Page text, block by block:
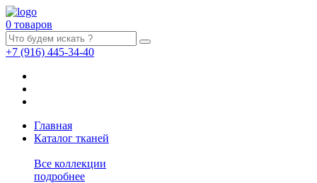
0 товаров
+7 (916) 445-34-40
Главная
Каталог тканей
Все коллекции
подробнее